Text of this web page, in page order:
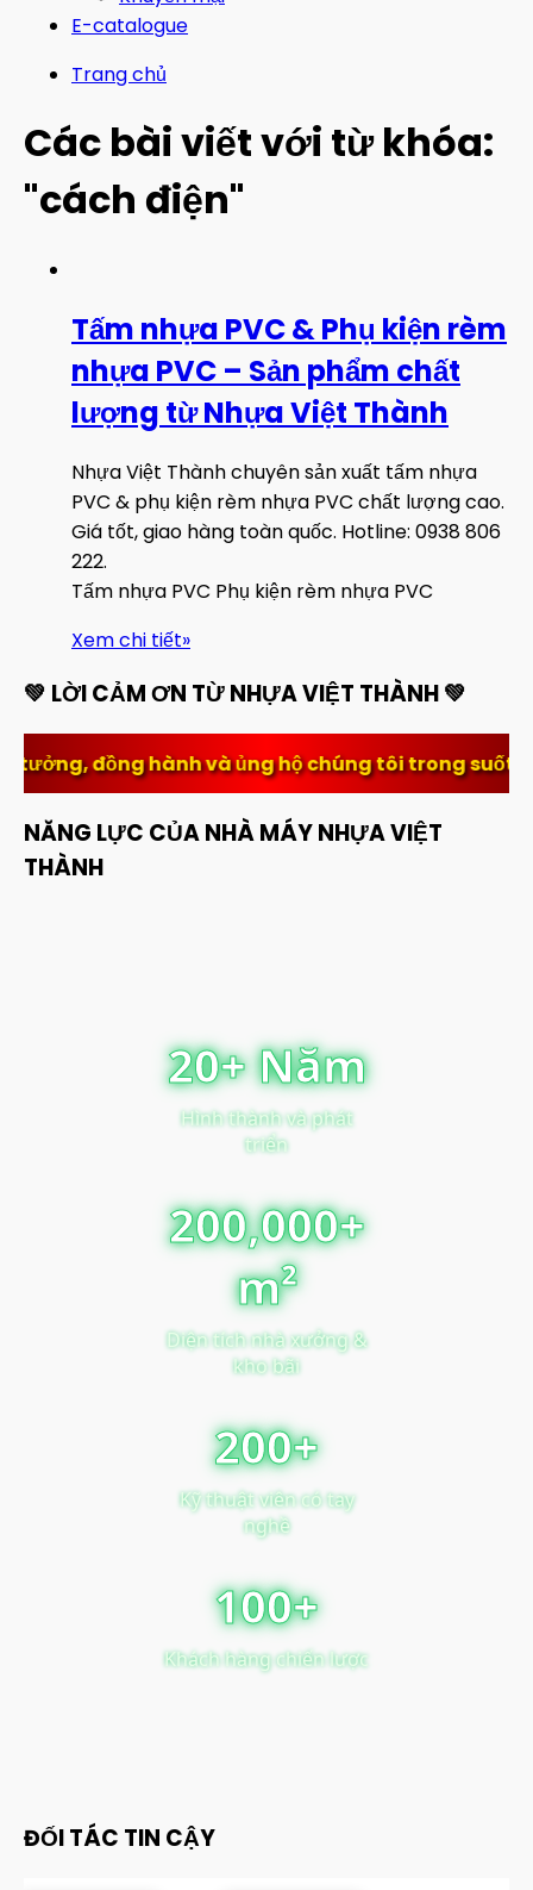
E-catalogue
Trang chủ
Các bài viết với từ khóa:
"cách điện"
Tấm nhựa PVC & Phụ kiện rèm
nhựa PVC – Sản phẩm chất
lượng từ Nhựa Việt Thành
Nhựa Việt Thành chuyên sản xuất tấm nhựa
PVC & phụ kiện rèm nhựa PVC chất lượng cao.
Giá tốt, giao hàng toàn quốc. Hotline: 0938 806
222.
Tấm nhựa PVC Phụ kiện rèm nhựa PVC
Xem chi tiết»
💚 LỜI CẢM ƠN TỪ NHỰA VIỆT THÀNH 💚
hộ chúng tôi trong suốt thời gian qua. Sự tin
NĂNG LỰC CỦA NHÀ MÁY NHỰA VIỆT
THÀNH
20+ Năm
Hình thành và phát
triển
200,000+
m²
Diện tích nhà xưởng &
kho bãi
200+
Kỹ thuật viên có tay
nghề
100+
Khách hàng chiến lược
ĐỐI TÁC TIN CẬY